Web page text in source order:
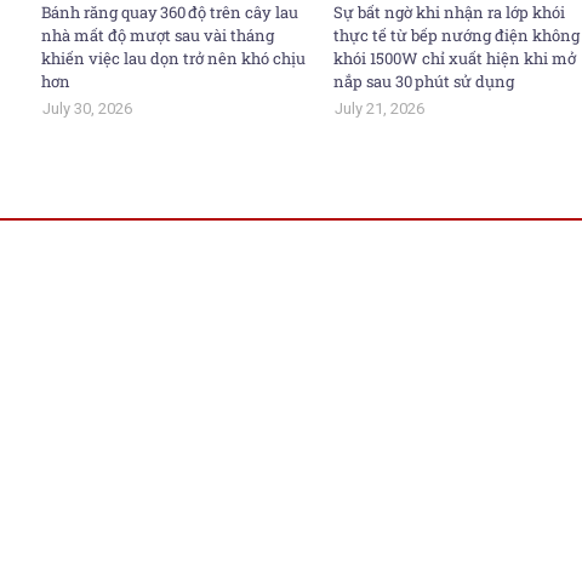
Bánh răng quay 360 độ trên cây lau
nhà mất độ mượt sau vài tháng
khiến việc lau dọn trở nên khó chịu
hơn
July 30, 2026
Sự bất ngờ khi nhận ra lớp khói
thực tế từ bếp nướng điện không
khói 1500W chỉ xuất hiện khi mở
nắp sau 30 phút sử dụng
July 21, 2026